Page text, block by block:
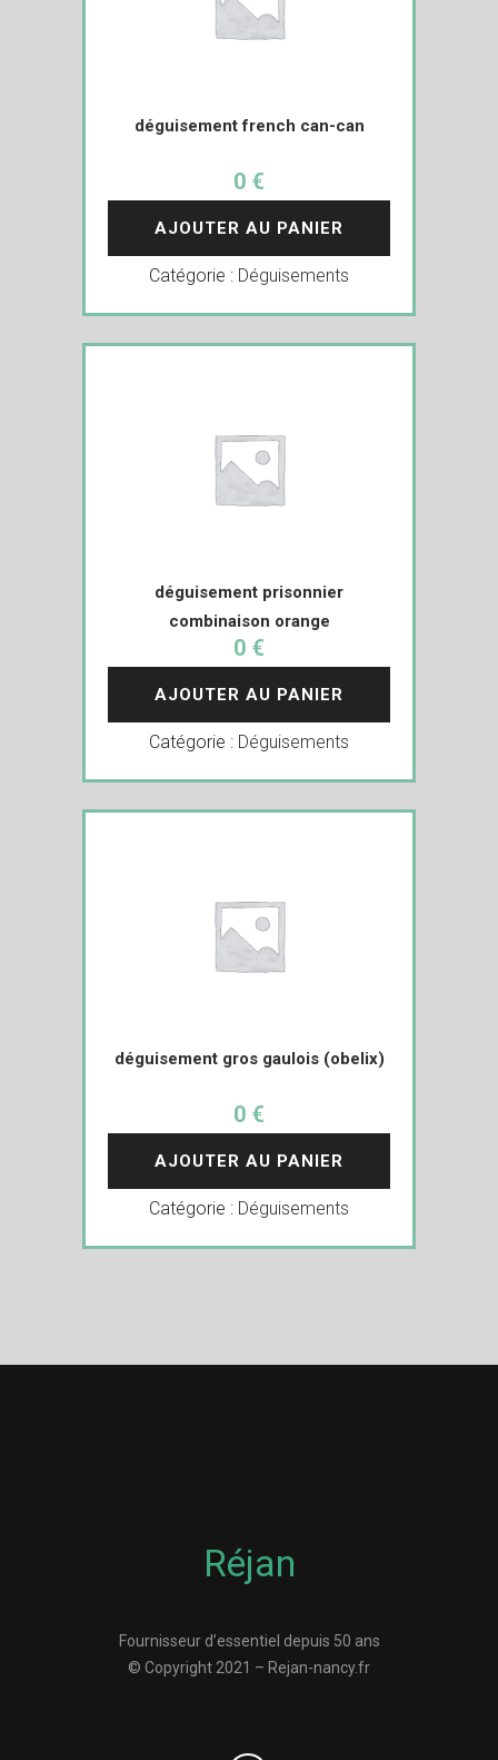
déguisement french can-can
0 €
AJOUTER AU PANIER
Catégorie : Déguisements
déguisement prisonnier
combinaison orange
0 €
AJOUTER AU PANIER
Catégorie : Déguisements
déguisement gros gaulois (obelix)
0 €
AJOUTER AU PANIER
Catégorie : Déguisements
Réjan
Fournisseur d’essentiel depuis 50 ans
© Copyright 2021 – Rejan-nancy.fr